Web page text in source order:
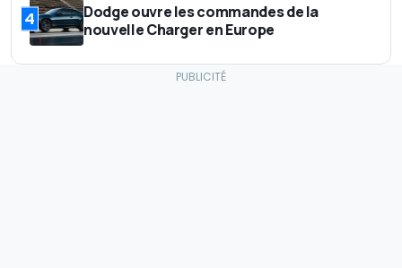
4
Dodge ouvre les commandes de la
nouvelle Charger en Europe